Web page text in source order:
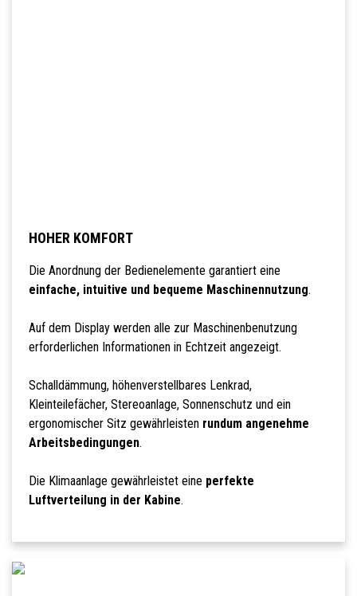
HOHER KOMFORT
Die Anordnung der Bedienelemente garantiert eine
einfache, intuitive und bequeme Maschinennutzung.
Auf dem Display werden alle zur Maschinenbenutzung
erforderlichen Informationen in Echtzeit angezeigt.
Schalldämmung, höhenverstellbares Lenkrad,
Kleinteilefächer, Stereoanlage, Sonnenschutz und ein
ergonomischer Sitz gewährleisten rundum angenehme
Arbeitsbedingungen.
Die Klimaanlage gewährleistet eine perfekte
Luftverteilung in der Kabine.